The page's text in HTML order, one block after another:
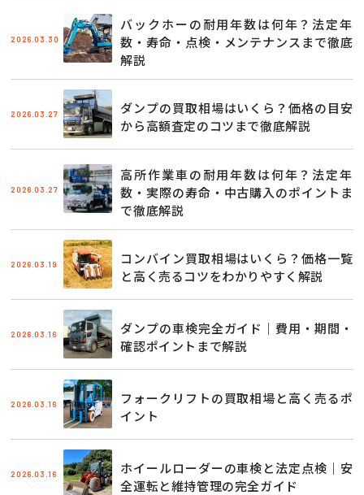
2026.03.30
バックホーの耐用年数は何年？法定年
数・寿命・点検・メンテナンスまで徹底
解説
2026.03.27
ダンプの買取相場はいくら？価格の目安
から高額査定のコツまで徹底解説
2026.03.27
高所作業車の耐用年数は何年？法定年
数・実際の寿命・中古購入のポイントま
で徹底解説
2026.03.19
コンバイン買取相場はいくら？価格一覧
と高く売るコツをわかりやすく解説
2026.03.16
ダンプの車検完全ガイド｜費用・期間・
確認ポイントまで解説
2026.03.16
フォークリフトの買取相場と高く売るポ
イント
2026.03.16
ホイールローダーの車検と法定点検｜安
全運転と維持管理の完全ガイド